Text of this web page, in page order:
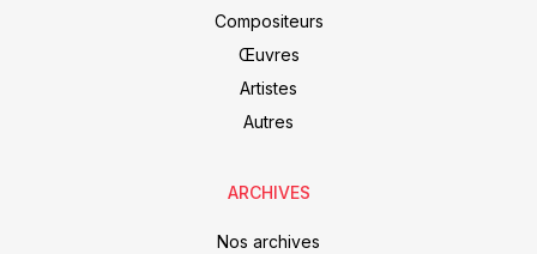
Compositeurs
Œuvres
Artistes
Autres
ARCHIVES
Nos archives